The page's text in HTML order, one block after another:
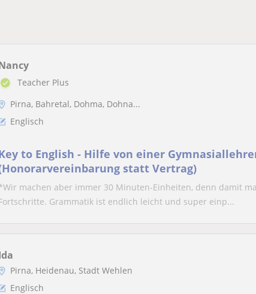
Teacher Plus
Pirna, Bahretal, Dohma, Dohna...
Englisch
to English - Hilfe von einer
statt Vertrag)
machen aber immer 30 Minuten-Einheiten, denn damit
Grammatik ist endlich leicht und super einp...
Pirna, Heidenau, Stadt Wehlen
Englisch